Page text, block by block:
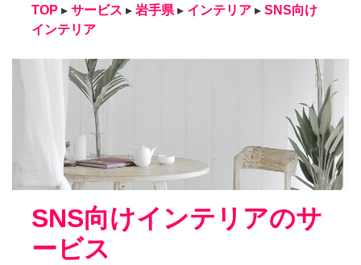
TOP ▸ サービス ▸ 岩手県 ▸ インテリア ▸ SNS向け
インテリア
SNS向けインテリアのサ
ービス